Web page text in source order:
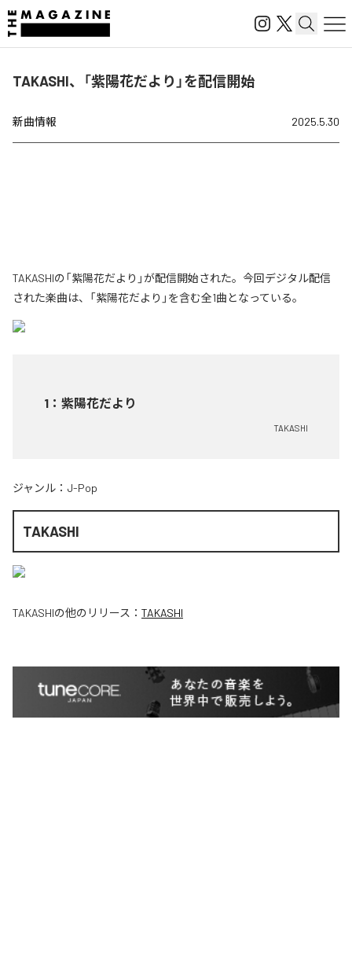
TAKASHI、「紫陽花だより」を配信開始
新曲情報 2025.5.30
TAKASHIの「紫陽花だより」が配信開始された。今回デジタル配信
された楽曲は、「紫陽花だより」を含む全1曲となっている。
1 ： 紫陽花だより
TAKASHI
ジャンル： J-Pop
TAKASHI
TAKASHIの他のリリース： TAKASHI